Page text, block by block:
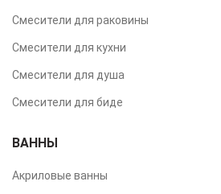
Смесители для раковины
Смесители для кухни
Смесители для душа
Смесители для биде
ВАННЫ
Акриловые ванны